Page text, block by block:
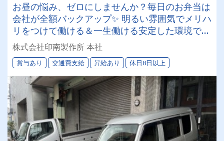
お昼の悩み、ゼロにしませんか？毎日のお弁当は
会社が全額バックアップ✨ 明るい雰囲気でメリハ
リをつけて働ける＆一生働ける安定した環境です
^^【2tトラックドライバー募集】
株式会社印南製作所 本社
賞与あり 交通費支給 昇給あり 休日8日以上